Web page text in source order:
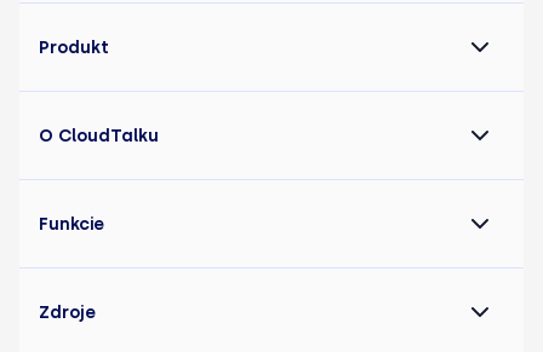
Produkt
O CloudTalku
Funkcie
Zdroje